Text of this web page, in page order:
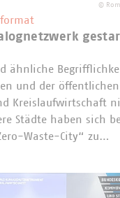
©
ähnliche
und der
Kreislaufwirtschaft
Städte haben sich
Waste-City“ zu…